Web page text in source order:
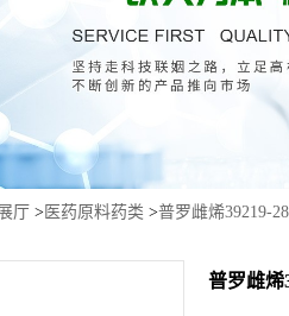
厅 > 医药原料药类 >普罗雌烯39219-
普罗雌烯